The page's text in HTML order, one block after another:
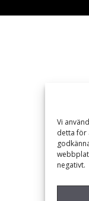
Vi
detta för
negativt.